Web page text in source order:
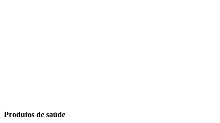
Produtos de saúde